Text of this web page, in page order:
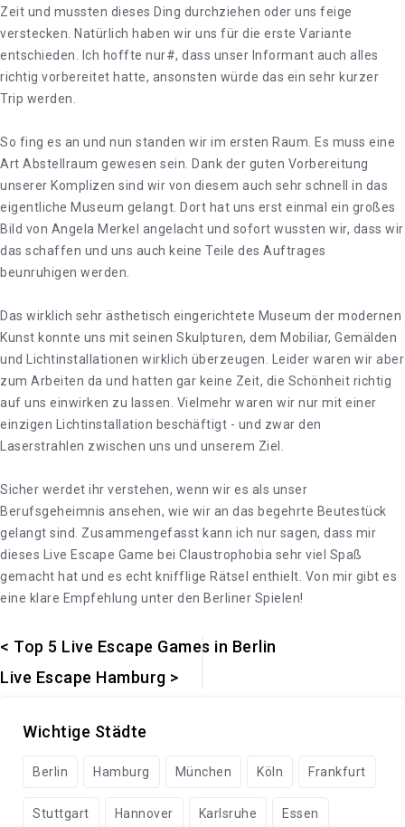
Zeit und mussten dieses Ding durchziehen oder uns feige
verstecken. Natürlich haben wir uns für die erste Variante
entschieden. Ich hoffte nur#, dass unser Informant auch alles
richtig vorbereitet hatte, ansonsten würde das ein sehr kurzer
Trip werden.
So fing es an und nun standen wir im ersten Raum. Es muss eine
Art Abstellraum gewesen sein. Dank der guten Vorbereitung
unserer Komplizen sind wir von diesem auch sehr schnell in das
eigentliche Museum gelangt. Dort hat uns erst einmal ein großes
Bild von Angela Merkel angelacht und sofort wussten wir, dass wir
das schaffen und uns auch keine Teile des Auftrages
beunruhigen werden.
Das wirklich sehr ästhetisch eingerichtete Museum der modernen
Kunst konnte uns mit seinen Skulpturen, dem Mobiliar, Gemälden
und Lichtinstallationen wirklich überzeugen. Leider waren wir aber
zum Arbeiten da und hatten gar keine Zeit, die Schönheit richtig
auf uns einwirken zu lassen. Vielmehr waren wir nur mit einer
einzigen Lichtinstallation beschäftigt - und zwar den
Laserstrahlen zwischen uns und unserem Ziel.
Sicher werdet ihr verstehen, wenn wir es als unser
Berufsgeheimnis ansehen, wie wir an das begehrte Beutestück
gelangt sind. Zusammengefasst kann ich nur sagen, dass mir
dieses Live Escape Game bei Claustrophobia sehr viel Spaß
gemacht hat und es echt knifflige Rätsel enthielt. Von mir gibt es
eine klare Empfehlung unter den Berliner Spielen!
< Top 5 Live Escape Games in Berlin
Live Escape Hamburg >
Wichtige Städte
Berlin Hamburg München Köln Frankfurt
Stuttgart Hannover Karlsruhe Essen